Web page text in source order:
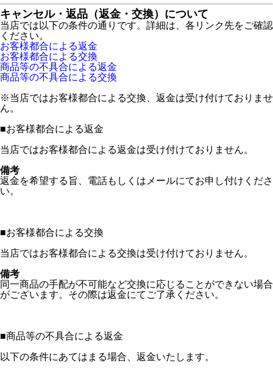
キャンセル・返品（返金・交換）について
当店では以下の条件の通りです。詳細は、各リンク先をご確認
ください。
お客様都合による返金
お客様都合による交換
商品等の不具合による返金
商品等の不具合による交換
※当店ではお客様都合による交換、返金は受け付けておりませ
ん。
■お客様都合による返金
当店ではお客様都合による返金は受け付けておりません。
備考
返金を希望する旨、電話もしくはメールにてお申し付けくださ
い。
■お客様都合による交換
当店ではお客様都合による交換は受け付けておりません。
備考
同一商品の手配が不可能など交換に応じることができない場合
がございます。その際は返金にてご了承ください。
■商品等の不具合による返金
以下の条件にあてはまる場合、返金いたします。